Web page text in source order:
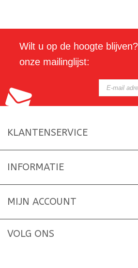
Wilt u op de hoogte
onze mailinglijst:
KLANTENSERVICE
INFORMATIE
MIJN ACCOUNT
VOLG ONS